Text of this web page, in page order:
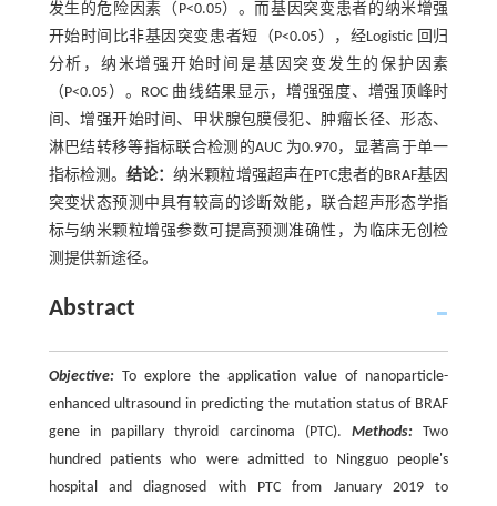
发生的危险因素（P<0.05）。而基因突变患者的纳米增强
开始时间比非基因突变患者短（P<0.05），经Logistic 回归
分析，纳米增强开始时间是基因突变发生的保护因素
（P<0.05）。ROC 曲线结果显示，增强强度、增强顶峰时
间、增强开始时间、甲状腺包膜侵犯、肿瘤长径、形态、
淋巴结转移等指标联合检测的AUC 为0.970，显著高于单一
指标检测。 结论：纳米颗粒增强超声在PTC患者的BRAF基因
突变状态预测中具有较高的诊断效能，联合超声形态学指
标与纳米颗粒增强参数可提高预测准确性，为临床无创检
测提供新途径。
Abstract
Objective:To explore the application value of nanoparticle-
enhanced ultrasound in predicting the mutation status of BRAF
gene in papillary thyroid carcinoma (PTC).Methods: Two
hundred patients who were admitted to Ningguo people's
hospital and diagnosed with PTC from January 2019 to